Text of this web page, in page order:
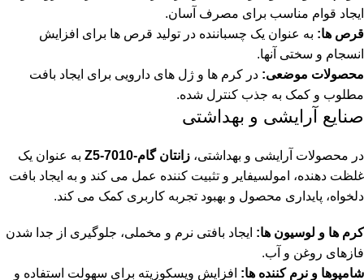
ایجاد قوام مناسب برای مصرف آسان.
قرص ها: به عنوان یک چسباننده در تولید قرص ها برای افزایش
انسجام و سختی آنها.
محصولات موضعی: در کرم ها و ژل های دارویی برای ایجاد بافت
مطلوب و کمک به جذب کنترل شده.
صنایع آرایشی و بهداشتی
در محصولات آرایشی و بهداشتی، زانتان گام-Z5-7010
به عنوان یک
غلظت دهنده، امولسیفایر و تثبیت کننده عمل می کند و به ایجاد بافت
دلخواه، پایداری محصول و بهبود تجربه کاربری کمک می کند.
کرم ها و لوسیون ها: ایجاد بافتی نرم و مخملی، جلوگیری از جدا شدن
فازهای روغن و آب.
شامپوها و نرم کننده ها: افزایش ویسکوزیته برای سهولت استفاده و